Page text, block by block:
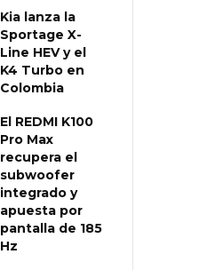
Kia lanza la
Sportage X-
Line HEV y el
K4 Turbo en
Colombia
El REDMI K100
Pro Max
recupera el
subwoofer
integrado y
apuesta por
pantalla de 185
Hz